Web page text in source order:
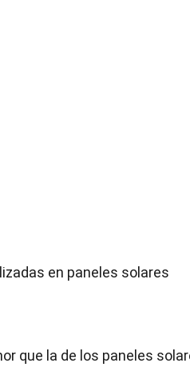
en paneles solares
que la de los paneles